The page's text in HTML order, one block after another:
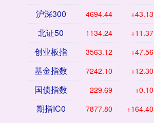
沪深300 4694.44 +43.13
北证50 1134.24 +11.37
创业板指 3563.12 +47.56
基金指数 7242.10 +12.30
国债指数 229.69 +0.10
期指IC0 7877.80 +164.40